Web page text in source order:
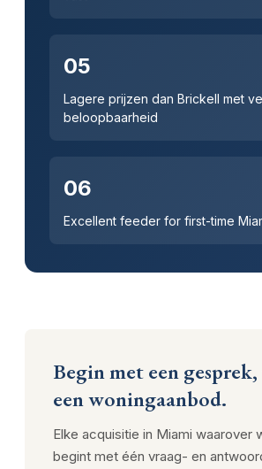
05
Lagere prijzen dan Brickell met
beloopbaarheid
06
Excellent feeder for first-time
Begin met een
een woningaanbod.
Elke acquisitie in Miami waarover
begint met één vraag- en